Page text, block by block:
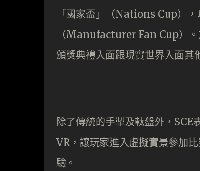
「國家盃」（Nations Cup），
（Manufacturer Fan Cup）。
頒獎典禮入面跟現實世界入面其
除了傳統的手掣及軚盤外，
VR，讓玩家進入虛擬實景參加
驗。